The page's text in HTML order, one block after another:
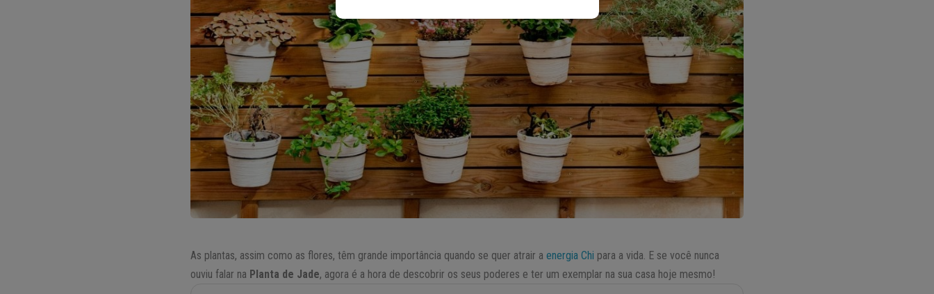
As plantas, assim como as flores, têm grande importância quando se quer atrair aenergia Chi para a vida. E se você nunca
ouviu falar na Planta de Jade, agora é a hora de descobrir os seus poderes e ter um exemplar na sua casa hoje mesmo!